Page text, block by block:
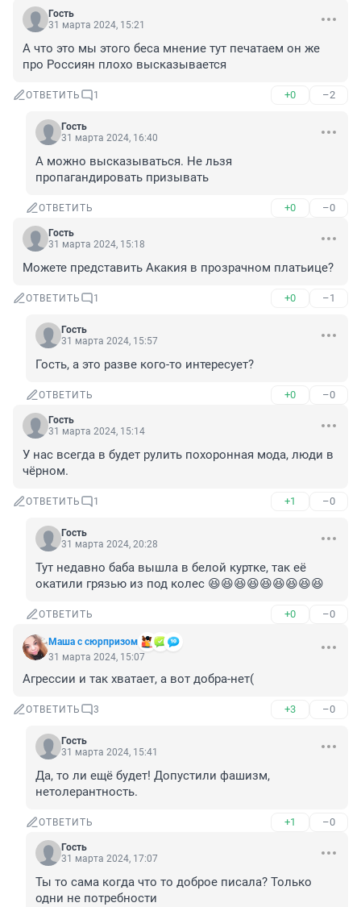
Гость
31 марта 2024, 15:21
А что это мы этого беса мнение тут печатаем он же
про Россиян плохо высказывается
ОТВЕТИТЬ 1 +0 –2
Гость
31 марта 2024, 16:40
А можно высказываться. Не льзя
пропагандировать призывать
ОТВЕТИТЬ +0 –0
Гость
31 марта 2024, 15:18
Можете представить Акакия в прозрачном платьице?
ОТВЕТИТЬ 1 +0 –1
Гость
31 марта 2024, 15:57
Гость, а это разве кого-то интересует?
ОТВЕТИТЬ +0 –0
Гость
31 марта 2024, 15:14
У нас всегда в будет рулить похоронная мода, люди в
чёрном.
ОТВЕТИТЬ 1 +1 –0
Гость
31 марта 2024, 20:28
Тут недавно баба вышла в белой куртке, так её
окатили грязью из под колес 😆😆😆😆😆😆😆😆😆
ОТВЕТИТЬ +0 –0
Маша с сюрпризом
31 марта 2024, 15:07
Агрессии и так хватает, а вот добра-нет(
ОТВЕТИТЬ 3 +3 –0
Гость
31 марта 2024, 15:41
Да, то ли ещё будет! Допустили фашизм,
нетолерантность.
ОТВЕТИТЬ +1 –0
Гость
31 марта 2024, 17:07
Ты то сама когда что то доброе писала? Только
одни не потребности